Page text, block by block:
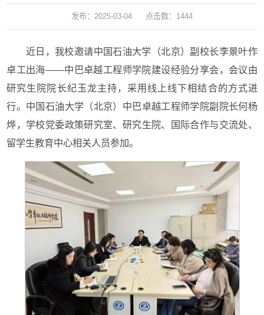
发布：2025-03-04 点击数： 1444
近日，我校邀请中国石油大学（北京）副校长李景叶作
卓工出海——中巴卓越工程师学院建设经验分享会，会议由
研究生院院长纪玉龙主持，采用线上线下相结合的方式进
行。中国石油大学（北京）中巴卓越工程师学院副院长何杨
烨，学校党委政策研究室、研究生院、国际合作与交流处、
留学生教育中心相关人员参加。